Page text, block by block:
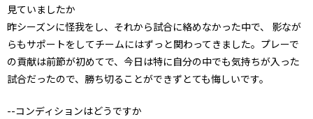
見ていましたか
昨シーズンに怪我をし、それから試合に絡めなかった中で、 影なが
らもサポートをしてチームにはずっと関わってきました。プレーで
の貢献は前節が初めてで、今日は特に自分の中でも気持ちが入った
試合だったので、勝ち切ることができずとても悔しいです。
--コンディションはどうですか